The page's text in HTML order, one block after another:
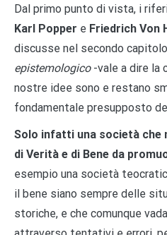
Dal primo punto di vista, i
Karl Popper e Friedrich Von
discusse nel secondo
epistemologico-vale a dire la
nostre idee sono e restano
fondamentale presupposto
Solo infatti una società che
di Verità e di Bene da
esempio una società
il bene siano sempre delle
storiche, e che comunque